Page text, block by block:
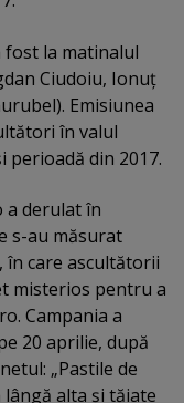
fost la matinalul
Ciudoiu, Ionuţ
Emisiunea
în valul
perioadă din 2017.
a derulat în
s-au măsurat
în care ascultătorii
misterios pentru a
Campania a
20 aprilie, după
„Pastile de
alta şi tăiate